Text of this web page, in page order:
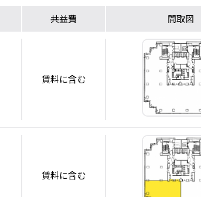
共益費 間取図
賃料に含む
賃料に含む